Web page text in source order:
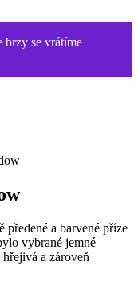
brzy se vrátíme
předené a barvené příze
vybrané jemné
a zároveň